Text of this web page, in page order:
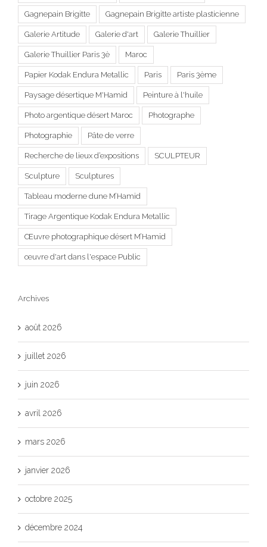
Gagnepain Brigitte Gagnepain Brigitte artiste plasticienne
Galerie Artitude Galerie d'art Galerie Thuillier
Galerie Thuillier Paris 3è Maroc
Papier Kodak Endura Metallic Paris Paris 3ème
Paysage désertique M'Hamid Peinture à l'huile
Photo argentique désert Maroc Photographe
Photographie Pâte de verre
Recherche de lieux d’expositions SCULPTEUR
Sculpture Sculptures
Tableau moderne dune M’Hamid
Tirage Argentique Kodak Endura Metallic
Œuvre photographique désert M’Hamid
œuvre d'art dans l'espace Public
Archives
août 2026
juillet 2026
juin 2026
avril 2026
mars 2026
janvier 2026
octobre 2025
décembre 2024